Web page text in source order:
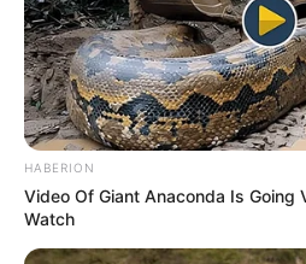
de 29 años.
COMPARTIR
ALERTA BOGOTÁ
TEMAS RELACIONADOS
HABERION
Video Of Giant Anaconda Is Going
Watch